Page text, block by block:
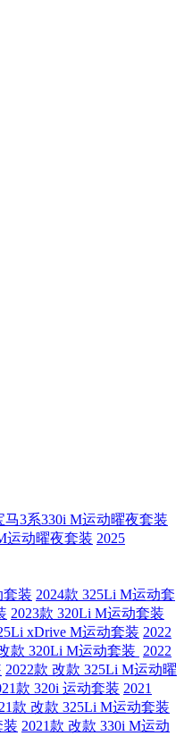
马3系330i M运动曜夜套装
运动曜夜套装 2025
套装 2024款 325Li M运动套
2023款 320Li M运动套装
xDrive M运动套装 2022
款 320Li M运动套装 2022
2022款 改款 325Li M运动曜
款 320i 运动套装 2021
款 改款 325Li M运动套装
装 2021款 改款 330i M运动